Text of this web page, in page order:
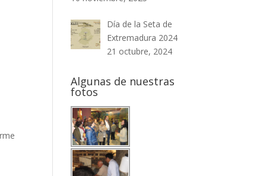
Día de la Seta de
Extremadura 2024
21 octubre, 2024
Algunas de nuestras
fotos